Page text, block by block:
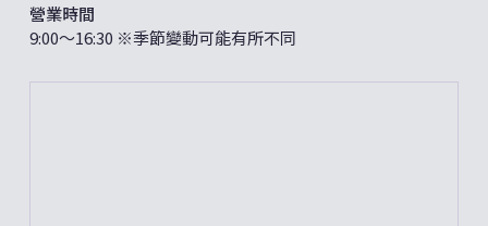
營業時間
9:00～16:30 ※季節變動可能有所不同